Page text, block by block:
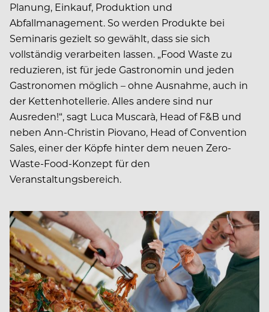
Planung, Einkauf, Produktion und
Abfallmanagement. So werden Produkte bei
Seminaris gezielt so gewählt, dass sie sich
vollständig verarbeiten lassen. „Food Waste zu
reduzieren, ist für jede Gastronomin und jeden
Gastronomen möglich – ohne Ausnahme, auch in
der Kettenhotellerie. Alles andere sind nur
Ausreden!“, sagt Luca Muscarà, Head of F&B und
neben Ann-Christin Piovano, Head of Convention
Sales, einer der Köpfe hinter dem neuen Zero-
Waste-Food-Konzept für den
Veranstaltungsbereich.